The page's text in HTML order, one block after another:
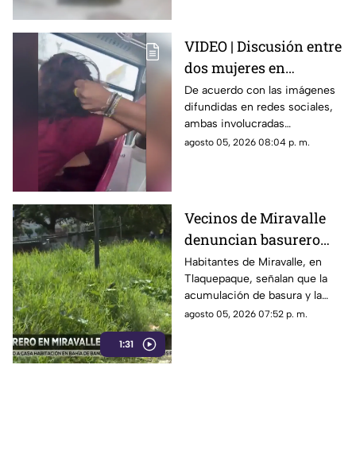
VIDEO | Discusión entre
dos mujeres en
transporte público
termina en jalones de
cabello
De acuerdo con las imágenes
difundidas en redes sociales,
ambas involucradas
comenzaron a intercambiar
agosto 05, 2026 08:04 p. m.
1:31
Vecinos de Miravalle
denuncian basurero
clandestino y falta de
seguridad vial en la
colonia
Habitantes de Miravalle, en
Tlaquepaque, señalan que la
acumulación de basura y la
falta de infraestructura vial
agosto 05, 2026 07:52 p. m.